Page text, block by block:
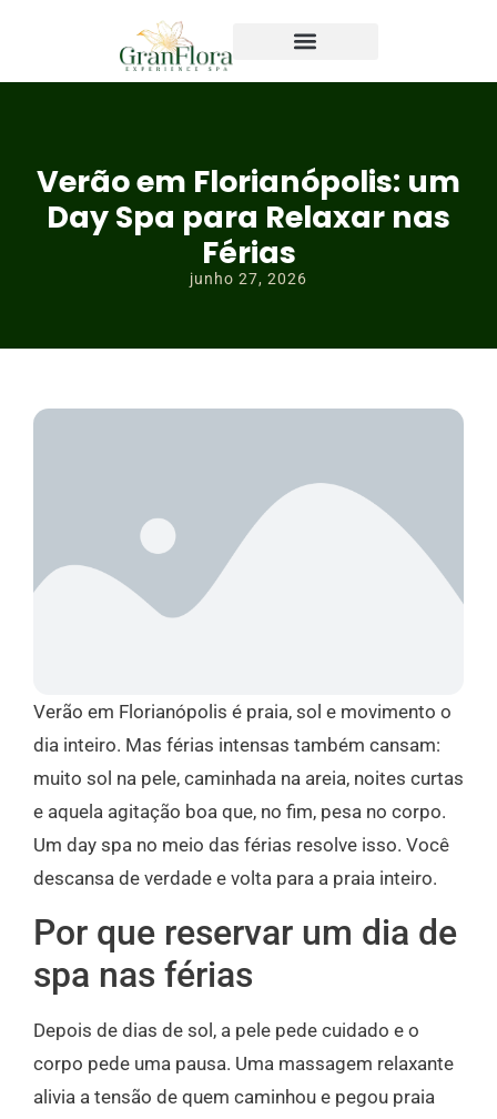
Verão em Florianópolis: um
Day Spa para Relaxar nas
Férias
junho 27, 2026
Verão em Florianópolis é praia, sol e movimento o
dia inteiro. Mas férias intensas também cansam:
muito sol na pele, caminhada na areia, noites curtas
e aquela agitação boa que, no fim, pesa no corpo.
Um day spa no meio das férias resolve isso. Você
descansa de verdade e volta para a praia inteiro.
Por que reservar um dia de
spa nas férias
Depois de dias de sol, a pele pede cuidado e o
corpo pede uma pausa. Uma massagem relaxante
alivia a tensão de quem caminhou e pegou praia